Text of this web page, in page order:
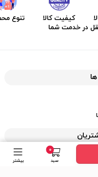
0
سبد بیشتر
در خدمت شما
کیفیت کالا تنوع